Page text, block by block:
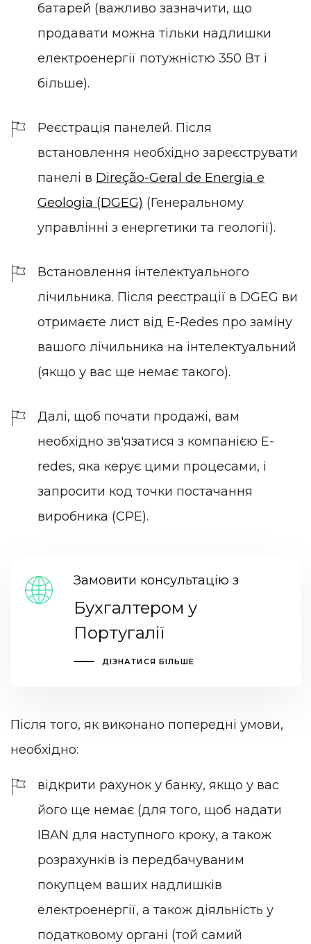
батарей (важливо зазначити, що
продавати можна тільки надлишки
електроенергії потужністю 350 Вт і
більше).
Реєстрація панелей. Після
встановлення необхідно зареєструвати
панелі в Direção-Geral de Energia e
Geologia (DGEG) (Генеральному
управлінні з енергетики та геології).
Встановлення інтелектуального
лічильника. Після реєстрації в DGEG ви
отримаєте лист від E-Redes про заміну
вашого лічильника на інтелектуальний
(якщо у вас ще немає такого).
Далі, щоб почати продажі, вам
необхідно зв'язатися з компанією E-
redes, яка керує цими процесами, і
запросити код точки постачання
виробника (CPE).
Замовити консультацію з
Бухгалтером у
Португалії
ДІЗНАТИСЯ БІЛЬШЕ
Після того, як виконано попередні умови,
необхідно:
відкрити рахунок у банку, якщо у вас
його ще немає (для того, щоб надати
IBAN для наступного кроку, а також
розрахунків із передбачуваним
покупцем ваших надлишків
електроенергії, а також діяльність у
податковому органі (той самий